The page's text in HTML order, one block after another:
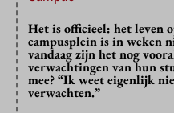
Het is officieel: het leven
campusplein is in weken
vandaag zijn het nog
verwachtingen van hun
mee? “Ik weet eigenlijk
verwachten.”